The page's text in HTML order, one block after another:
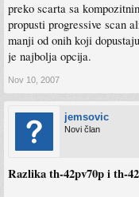
preko scarta sa
propusti progressive scan
manji od onih koji
je najbolja opcija.
Nov 10, 2007
jemsovic
Novi član
Razlika th-42pv70p i th-